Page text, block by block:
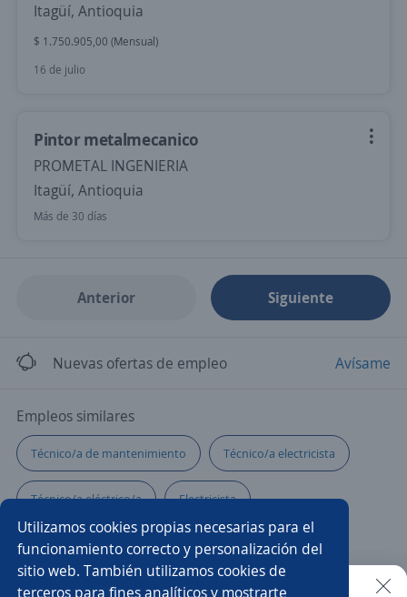
Utilizamos cookies propias necesarias para el
funcionamiento correcto y personalización del
sitio web. También utilizamos cookies de
terceros para fines analíticos y mostrarte
Itagüí, Antioquia
$ 1.750.905,00 (Mensual)
16 de julio
Pintor metalmecanico
PROMETAL INGENIERIA
Itagüí, Antioquia
Más de 30 días
Anterior Siguiente
Nuevas ofertas de empleo Avísame
Empleos similares
Técnico/a de mantenimiento Técnico/a electricista
Técnico/a eléctrico/a Electricista
Supervisor/a eléctrico Instalador/a
Electricista automotriz Auxiliar de mantenimiento